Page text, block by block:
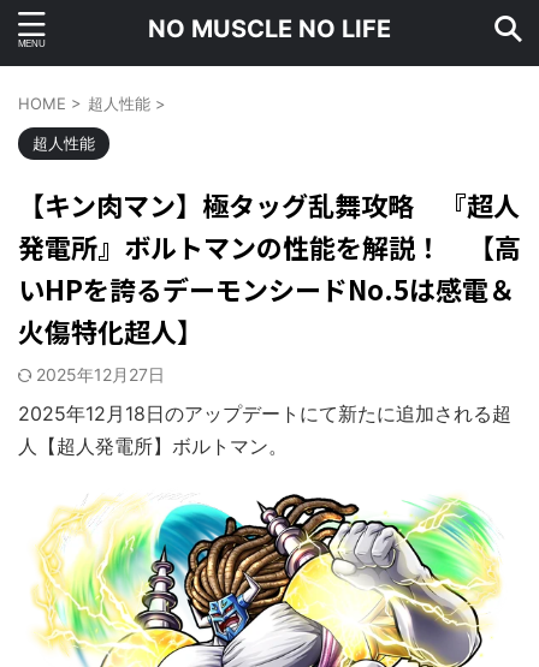
NO MUSCLE NO LIFE
HOME > 超人性能 >
超人性能
【キン肉マン】極タッグ乱舞攻略 『超人
発電所』ボルトマンの性能を解説！ 【高
いHPを誇るデーモンシードNo.5は感電＆
火傷特化超人】
2025年12月27日
2025年12月18日のアップデートにて新たに追加される超
人【超人発電所】ボルトマン。